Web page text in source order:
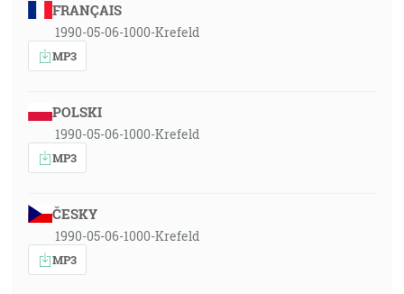
FRANÇAIS
1990-05-06-1000-Krefeld
MP3
POLSKI
1990-05-06-1000-Krefeld
MP3
ČESKY
1990-05-06-1000-Krefeld
MP3